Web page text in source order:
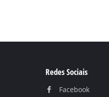
Redes Sociais
Facebook